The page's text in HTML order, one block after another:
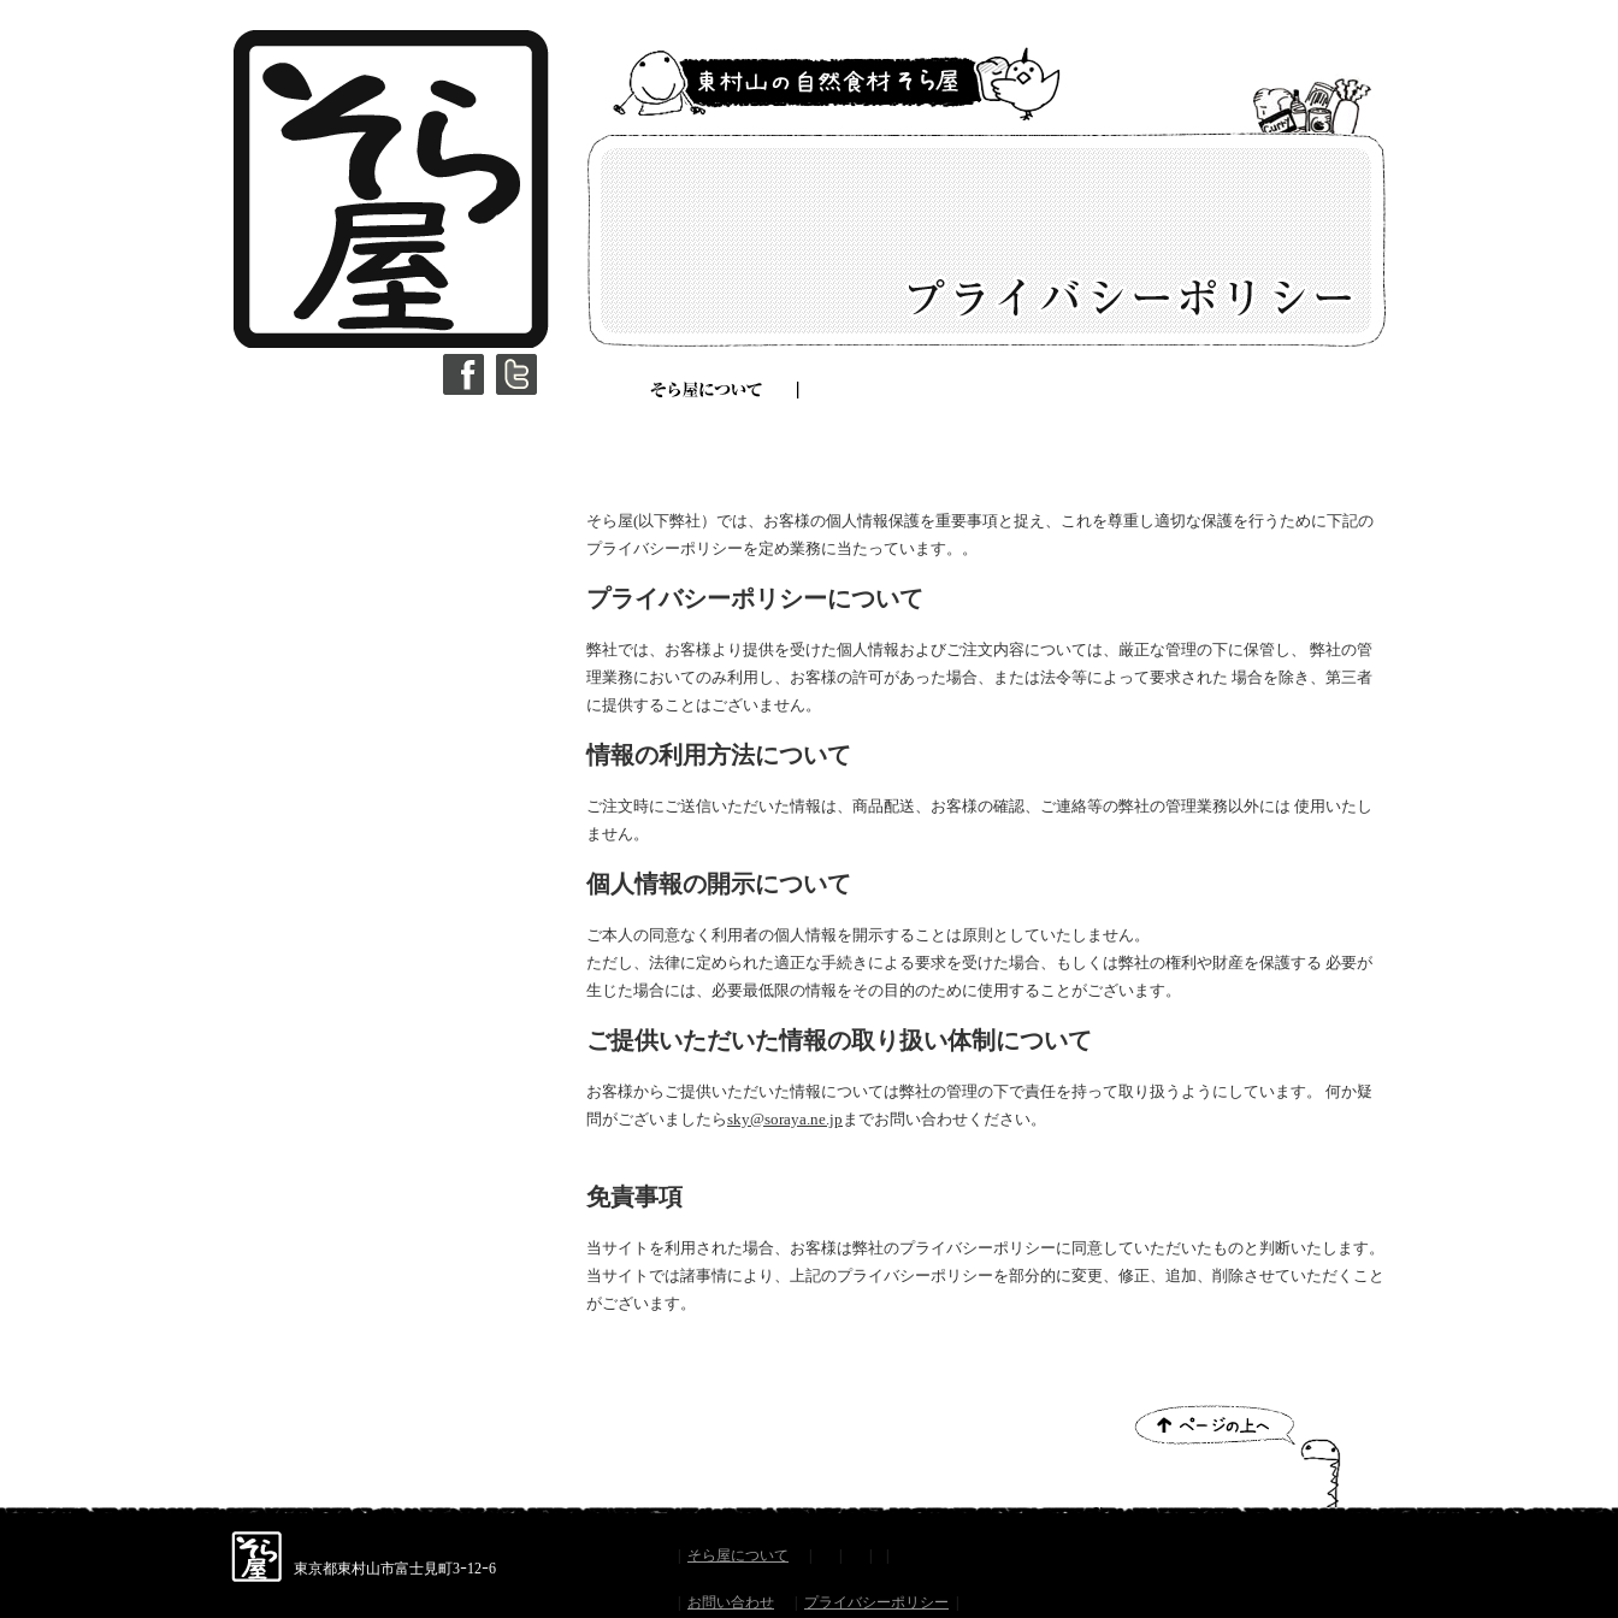
そら屋(以下弊社）では、お客様の個人情報保護を重要事項と捉え、これを尊重し適切な保護を行うために下記の
プライバシーポリシーを定め業務に当たっています。。
プライバシーポリシーについて
弊社では、お客様より提供を受けた個人情報およびご注文内容については、厳正な管理の下に保管し、 弊社の管
理業務においてのみ利用し、お客様の許可があった場合、または法令等によって要求された 場合を除き、第三者
に提供することはございません。
情報の利用方法について
ご注文時にご送信いただいた情報は、商品配送、お客様の確認、ご連絡等の弊社の管理業務以外には 使用いたし
ません。
個人情報の開示について
ご本人の同意なく利用者の個人情報を開示することは原則としていたしません。
ただし、法律に定められた適正な手続きによる要求を受けた場合、もしくは弊社の権利や財産を保護する 必要が
生じた場合には、必要最低限の情報をその目的のために使用することがございます。
ご提供いただいた情報の取り扱い体制について
お客様からご提供いただいた情報については弊社の管理の下で責任を持って取り扱うようにしています。 何か疑
問がございましたらsky@soraya.ne.jp までお問い合わせください。
免責事項
当サイトを利用された場合、お客様は弊社のプライバシーポリシーに同意していただいたものと判断いたします。
当サイトでは諸事情により、上記のプライバシーポリシーを部分的に変更、修正、追加、削除させていただくこと
がございます。
東京都東村山市富士見町3ｰ12ｰ6
そら屋について
お問い合わせ プライバシーポリシー